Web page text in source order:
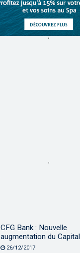
,
,
CFG Bank : Nouvelle
augmentation du Capital
26/12/2017